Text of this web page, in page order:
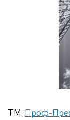
ТМ: Проф-